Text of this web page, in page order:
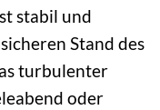
stabil und
Stand des
turbulenter
oder